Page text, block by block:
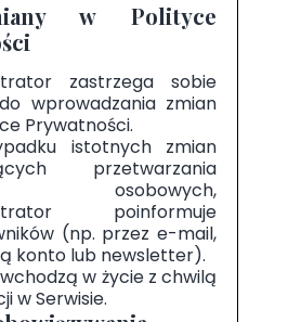
w Polityce
zastrzega sobie
wprowadzania zmian
Prywatności.
istotnych zmian
przetwarzania
osobowych,
poinformuje
(np. przez e-mail,
konto lub newsletter).
w życie z chwilą
w Serwisie.